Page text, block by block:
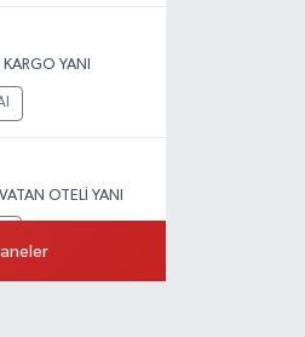
YANI
OTELİ YANI